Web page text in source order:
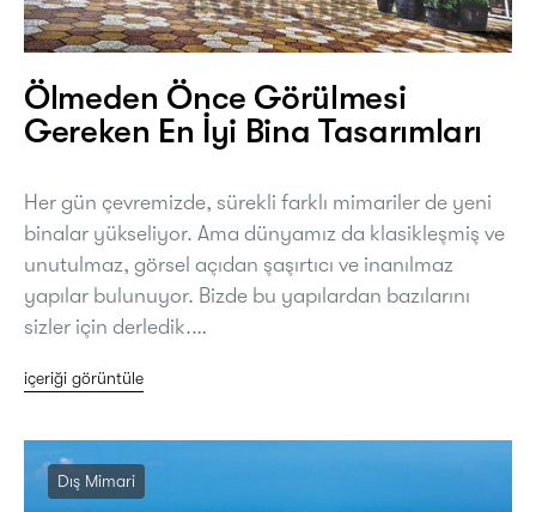
Ölmeden Önce Görülmesi
Gereken En İyi Bina Tasarımları
Her gün çevremizde, sürekli farklı mimariler de yeni
binalar yükseliyor. Ama dünyamız da klasikleşmiş ve
unutulmaz, görsel açıdan şaşırtıcı ve inanılmaz
yapılar bulunuyor. Bizde bu yapılardan bazılarını
sizler için derledik.…
içeriği görüntüle
Dış Mimari